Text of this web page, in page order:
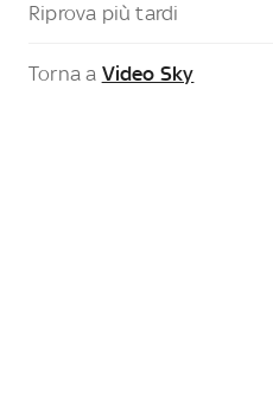
Riprova più tardi
Torna a Video Sky